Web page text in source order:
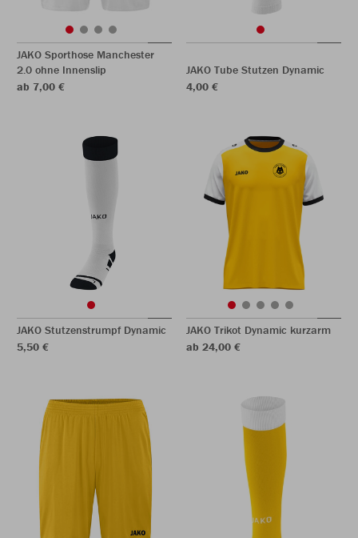
JAKO Sporthose Manchester
2.0 ohne Innenslip
ab 7,00 €
JAKO Tube Stutzen Dynamic
4,00 €
JAKO Stutzenstrumpf Dynamic
5,50 €
JAKO Trikot Dynamic kurzarm
ab 24,00 €